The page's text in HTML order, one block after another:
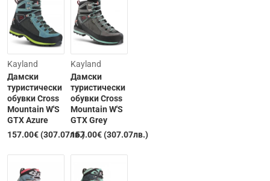
Kayland
Дамски
туристически
обувки Cross
Mountain W'S
GTX Azure
157.00€ (307.07лв.)
Kayland
Дамски
туристически
обувки Cross
Mountain W'S
GTX Grey
157.00€ (307.07лв.)